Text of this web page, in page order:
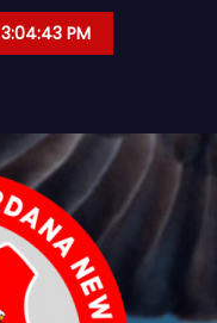
3:04:45 PM